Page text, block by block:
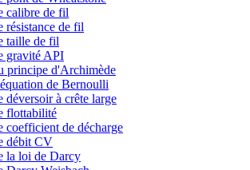
calibre de fil
résistance de fil
taille de fil
gravité API
principe d'Archimède
de Bernoulli
déversoir à crête large
flottabilité
coefficient de décharge
débit CV
la loi de Darcy